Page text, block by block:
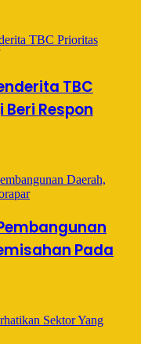
TBC
Beri Respon
Pada